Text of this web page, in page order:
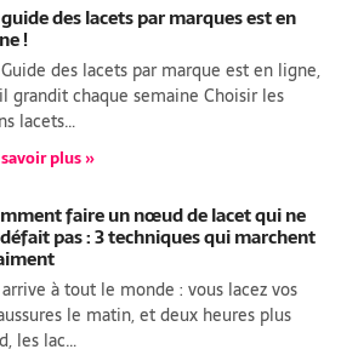
des lacets par marques est en
!
des lacets par marque est en ligne,
grandit chaque semaine Choisir les
lacets…
plus »
faire un nœud de lacet qui ne
pas : 3 techniques qui marchent
arrive à tout le monde : vous lacez vos
le matin, et deux heures plus
les lac…